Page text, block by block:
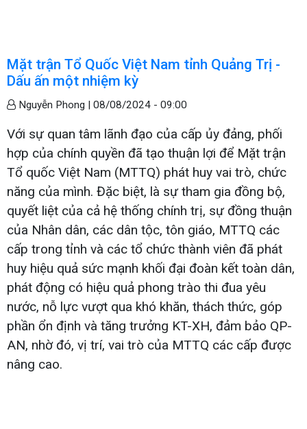
Mặt trận Tổ Quốc Việt Nam tỉnh Quảng Trị -
Dấu ấn một nhiệm kỳ
Nguyễn Phong | 08/08/2024 - 09:00
Với sự quan tâm lãnh đạo của cấp ủy đảng, phối
hợp của chính quyền đã tạo thuận lợi để Mặt trận
Tổ quốc Việt Nam (MTTQ) phát huy vai trò, chức
năng của mình. Đặc biệt, là sự tham gia đồng bộ,
quyết liệt của cả hệ thống chính trị, sự đồng thuận
của Nhân dân, các dân tộc, tôn giáo, MTTQ các
cấp trong tỉnh và các tổ chức thành viên đã phát
huy hiệu quả sức mạnh khối đại đoàn kết toàn dân,
phát động có hiệu quả phong trào thi đua yêu
nước, nỗ lực vượt qua khó khăn, thách thức, góp
phần ổn định và tăng trưởng KT-XH, đảm bảo QP-
AN, nhờ đó, vị trí, vai trò của MTTQ các cấp được
nâng cao.